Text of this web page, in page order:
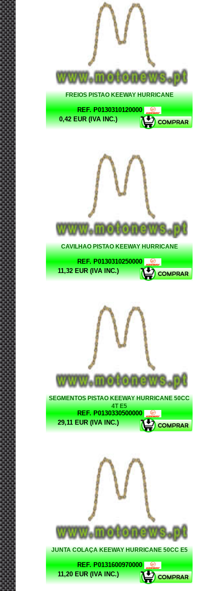
FREIOS PISTAO KEEWAY HURRICANE
REF. P0130310120000
0,42 EUR (IVA INC.)
CAVILHAO PISTAO KEEWAY HURRICANE
REF. P0130310250000
11,32 EUR (IVA INC.)
SEGMENTOS PISTAO KEEWAY HURRICANE 50CC
4T E5
REF. P0130330500000
29,11 EUR (IVA INC.)
JUNTA COLAÇA KEEWAY HURRICANE 50CC E5
REF. P0131600970000
11,20 EUR (IVA INC.)